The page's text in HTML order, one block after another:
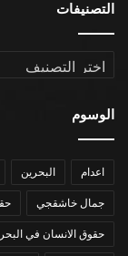
التصنيفات
التصنيفات
الوسوم
اعدام البحرين
جمال خاشقجي
حقوق الانسان في